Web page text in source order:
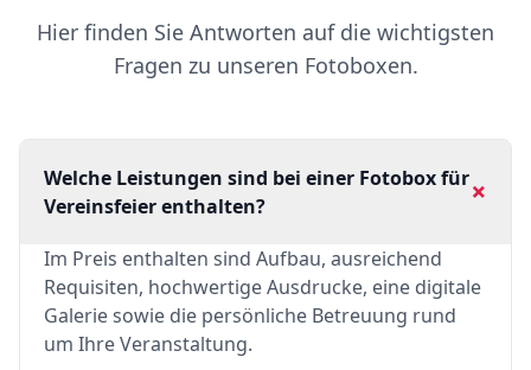
Hier finden Sie Antworten auf die wichtigsten
Fragen zu unseren Fotoboxen.
Welche Leistungen sind bei einer Fotobox für
Vereinsfeier enthalten?
+
Im Preis enthalten sind Aufbau, ausreichend
Requisiten, hochwertige Ausdrucke, eine digitale
Galerie sowie die persönliche Betreuung rund
um Ihre Veranstaltung.